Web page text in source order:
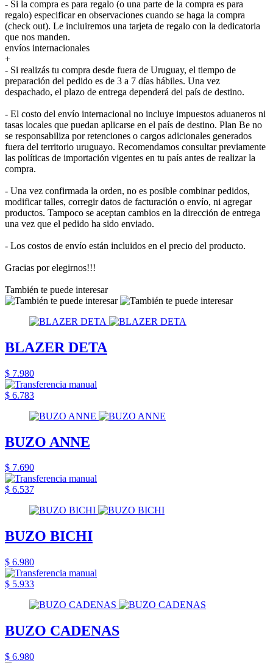
- Si la compra es para regalo (o una parte de la compra es para
regalo) especificar en observaciones cuando se haga la compra
(check out). Le incluiremos una tarjeta de regalo con la dedicatoria
que nos manden.
envíos internacionales
+
- Si realizás tu compra desde fuera de Uruguay, el tiempo de
preparación del pedido es de 3 a 7 días hábiles. Una vez
despachado, el plazo de entrega dependerá del país de destino.
- El costo del envío internacional no incluye impuestos aduaneros ni
tasas locales que puedan aplicarse en el país de destino. Plan Be no
se responsabiliza por retenciones o cargos adicionales generados
fuera del territorio uruguayo. Recomendamos consultar previamente
las políticas de importación vigentes en tu país antes de realizar la
compra.
- Una vez confirmada la orden, no es posible combinar pedidos,
modificar talles, corregir datos de facturación o envío, ni agregar
productos. Tampoco se aceptan cambios en la dirección de entrega
una vez que el pedido ha sido enviado.
- Los costos de envío están incluidos en el precio del producto.
Gracias por elegirnos!!!
También te puede interesar
BLAZER DETA
$ 7.980
$ 6.783
BUZO ANNE
$ 7.690
$ 6.537
BUZO BICHI
$ 6.980
$ 5.933
BUZO CADENAS
$ 6.980